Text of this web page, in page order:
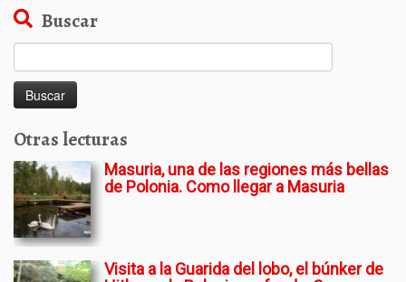
Buscar
Otras lecturas
Masuria, una de las regiones más bellas
de Polonia. Como llegar a Masuria
Visita a la Guarida del lobo, el búnker de